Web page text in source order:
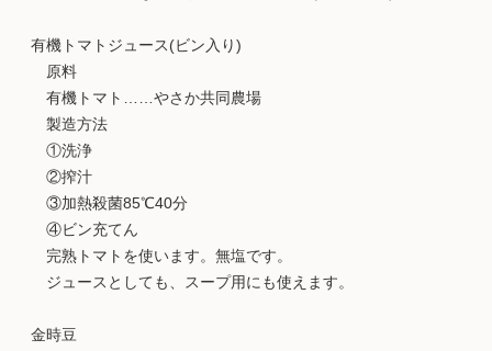
有機トマトジュース(ビン入り)
原料
有機トマト……やさか共同農場
製造方法
①洗浄
②搾汁
③加熱殺菌85℃40分
④ビン充てん
完熟トマトを使います。無塩です。
ジュースとしても、スープ用にも使えます。
金時豆